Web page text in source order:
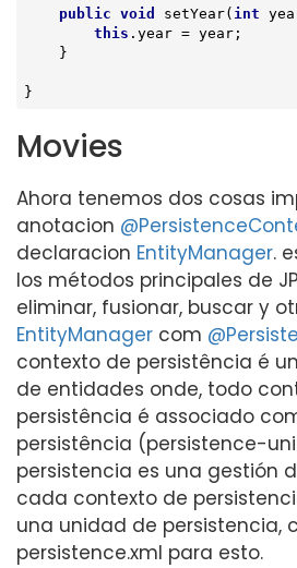
public void setYear( int
this .year = year;
}
Movies
Ahora tenemos dos cosas
anotacion
declaracion EntityManager.
los métodos principales de
eliminar, fusionar, buscar y
EntityManager com
contexto de persistência é
de entidades onde, todo
persistência é associado
persistência (persistence-
persistencia es una gestión
cada contexto de
una unidad de persistencia,
persistence.xml para esto.